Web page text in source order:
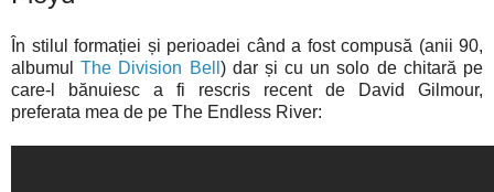
În stilul formației și perioadei când a fost compusă (anii 90,
albumulThe Division Bell ) dar și cu un solo de chitară pe
care-l bănuiesc a fi rescris recent de David Gilmour,
preferata mea de pe The Endless River: